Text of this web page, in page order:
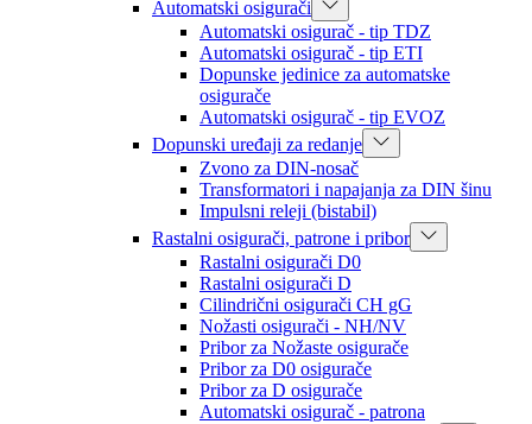
Automatski osigurači
Automatski osigurač - tip TDZ
Automatski osigurač - tip ETI
Dopunske jedinice za automatske
osigurače
Automatski osigurač - tip EVOZ
Dopunski uređaji za redanje
Zvono za DIN-nosač
Transformatori i napajanja za DIN šinu
Impulsni releji (bistabil)
Rastalni osigurači, patrone i pribor
Rastalni osigurači D0
Rastalni osigurači D
Cilindrični osigurači CH gG
Nožasti osigurači - NH/NV
Pribor za Nožaste osigurače
Pribor za D0 osigurače
Pribor za D osigurače
Automatski osigurač - patrona